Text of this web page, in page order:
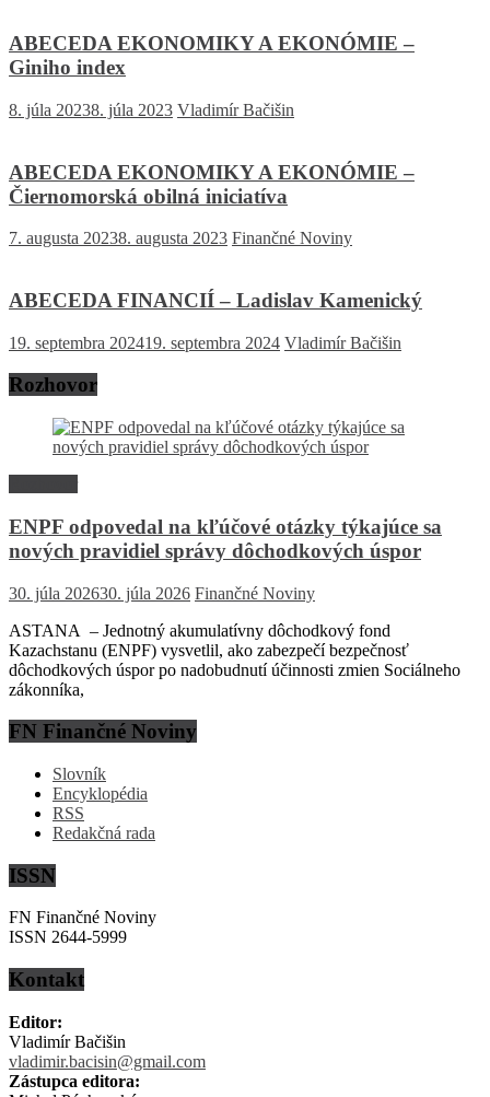
ABECEDA EKONOMIKY A EKONÓMIE –
Giniho index
8. júla 20238. júla 2023 Vladimír Bačišin
ABECEDA EKONOMIKY A EKONÓMIE –
Čiernomorská obilná iniciatíva
7. augusta 20238. augusta 2023 Finančné Noviny
ABECEDA FINANCIÍ – Ladislav Kamenický
19. septembra 202419. septembra 2024 Vladimír Bačišin
Rozhovor
ENPF odpovedal na kľúčové otázky týkajúce sa
nových pravidiel správy dôchodkových úspor
30. júla 202630. júla 2026 Finančné Noviny
ASTANA – Jednotný akumulatívny dôchodkový fond
Kazachstanu (ENPF) vysvetlil, ako zabezpečí bezpečnosť
dôchodkových úspor po nadobudnutí účinnosti zmien Sociálneho
zákonníka,
FN Finančné Noviny
Slovník
Encyklopédia
RSS
Redakčná rada
ISSN
FN Finančné Noviny
ISSN 2644-5999
Kontakt
Editor:
Vladimír Bačišin
vladimir.bacisin@gmail.com
Zástupca editora: